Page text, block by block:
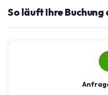
So läuft Ihre Buchung